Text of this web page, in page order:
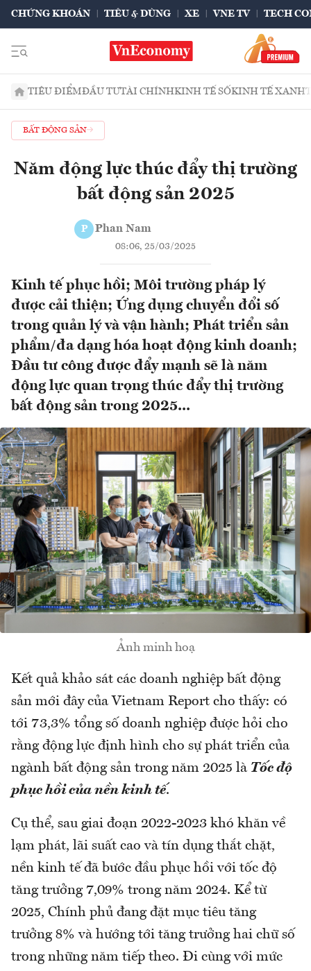
CHỨNG KHOÁN TIÊU & DÙNG XE VNE TV TECH
TIÊU ĐIỂMĐẦU TƯTÀI CHÍNHKINH TẾ SỐKINH TẾ XANH
BẤT ĐỘNG SẢN
Năm động lực thúc đẩy thị trường
bất động sản 2025
P Phan Nam
08:06, 25/03/2025
Kinh tế phục hồi; Môi trường pháp lý
được cải thiện; Ứng dụng chuyển đổi số
trong quản lý và vận hành; Phát triển sản
phẩm/đa dạng hóa hoạt động kinh doanh;
Đầu tư công được đẩy mạnh sẽ là năm
động lực quan trọng thúc đẩy thị trường
bất động sản trong 2025...
Ảnh minh hoạ
Kết quả khảo sát các doanh nghiệp bất động
sản mới đây của Vietnam Report cho thấy: có
tới 73,3% tổng số doanh nghiệp được hỏi cho
rằng động lực định hình cho sự phát triển của
ngành bất động sản trong năm 2025 là Tốc độ
phục hồi của nền kinh tế.
Cụ thể, sau giai đoạn 2022-2023 khó khăn về
lạm phát, lãi suất cao và tín dụng thắt chặt,
nền kinh tế đã bước đầu phục hồi với tốc độ
tăng trưởng 7,09% trong năm 2024. Kể từ
2025, Chính phủ đang đặt mục tiêu tăng
trưởng 8% và hướng tới tăng trưởng hai chữ số
trong những năm tiếp theo. Đi cùng với mức